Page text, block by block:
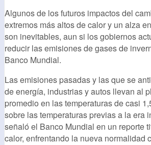
Algunos de los futuros impactos del
extremos más altos de calor y un alza
son inevitables, aun si los gobiernos
reducir las emisiones de gases de
Banco Mundial.
Las emisiones pasadas y las que se
de energía, industrias y autos llevan al
promedio en las temperaturas de casi
sobre las temperaturas previas a la era
señaló el Banco Mundial en un reporte
calor, enfrentando la nueva normalidad